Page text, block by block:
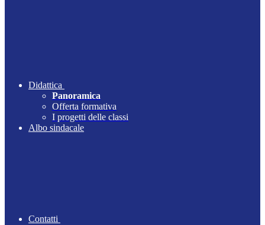
Didattica
Panoramica
Offerta formativa
I progetti delle classi
Albo sindacale
Contatti